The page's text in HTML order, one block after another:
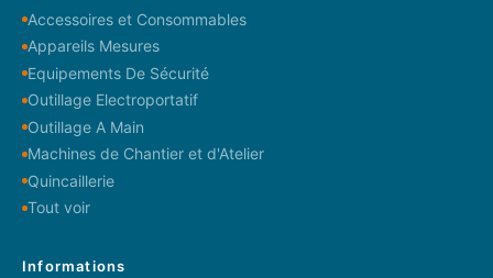
Accessoires et Consommables
Appareils Mesures
Equipements De Sécurité
Outillage Electroportatif
Outillage A Main
Machines de Chantier et d'Atelier
Quincaillerie
Tout voir
Informations